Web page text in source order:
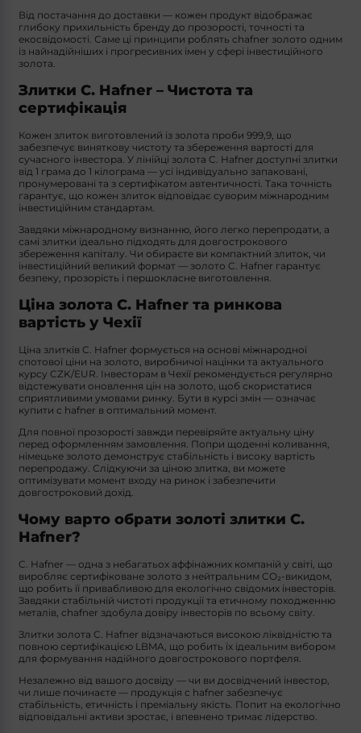
Від постачання до доставки — кожен продукт відображає
глибоку прихильність бренду до прозорості, точності та
екосвідомості. Саме ці принципи роблять chafner золото одним
із найнадійніших і прогресивних імен у сфері інвестиційного
золота.
Злитки C. Hafner – Чистота та
сертифікація
Кожен злиток виготовлений із золота проби 999,9, що
забезпечує виняткову чистоту та збереження вартості для
сучасного інвестора. У лінійці золота C. Hafner доступні злитки
від 1 грама до 1 кілограма — усі індивідуально запаковані,
пронумеровані та з сертифікатом автентичності. Така точність
гарантує, що кожен злиток відповідає суворим міжнародним
інвестиційним стандартам.
Завдяки міжнародному визнанню, його легко перепродати, а
самі злитки ідеально підходять для довгострокового
збереження капіталу. Чи обираєте ви компактний злиток, чи
інвестиційний великий формат — золото C. Hafner гарантує
безпеку, прозорість і першокласне виготовлення.
Ціна золота C. Hafner та ринкова
вартість у Чехії
Ціна злитків C. Hafner формується на основі міжнародної
спотової ціни на золото, виробничої націнки та актуального
курсу CZK/EUR. Інвесторам в Чехії рекомендується регулярно
відстежувати оновлення цін на золото, щоб скористатися
сприятливими умовами ринку. Бути в курсі змін — означає
купити c hafner в оптимальний момент.
Для повної прозорості завжди перевіряйте актуальну ціну
перед оформленням замовлення. Попри щоденні коливання,
німецьке золото демонструє стабільність і високу вартість
перепродажу. Слідкуючи за ціною злитка, ви можете
оптимізувати момент входу на ринок і забезпечити
довгостроковий дохід.
Чому варто обрати золоті злитки C.
Hafner?
C. Hafner — одна з небагатьох аффінажних компаній у світі, що
виробляє сертифіковане золото з нейтральним CO₂-викидом,
що робить її привабливою для екологічно свідомих інвесторів.
Завдяки стабільній чистоті продукції та етичному походженню
металів, chafner здобула довіру інвесторів по всьому світу.
Злитки золота C. Hafner відзначаються високою ліквідністю та
повною сертифікацією LBMA, що робить їх ідеальним вибором
для формування надійного довгострокового портфеля.
Незалежно від вашого досвіду — чи ви досвідчений інвестор,
чи лише починаєте — продукція c hafner забезпечує
стабільність, етичність і преміальну якість. Попит на екологічно
відповідальні активи зростає, і впевнено тримає лідерство.